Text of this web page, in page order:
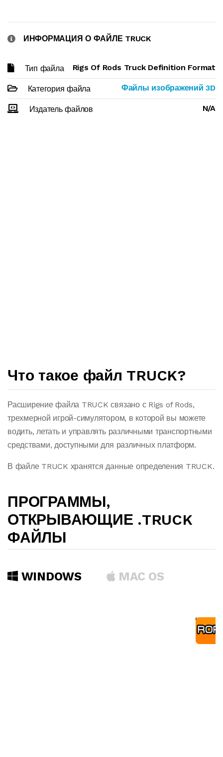
ИНФОРМАЦИЯ О ФАЙЛЕ TRUCK
Тип файла Rigs Of Rods Truck Definition Format
Категория файла Файлы изображений 3D
Издатель файлов N/A
Что такое файл TRUCK?
Расширение файла TRUCK связано с Rigs of Rods,
трехмерной игрой-симулятором, в которой вы можете
водить, летать и управлять различными транспортными
средствами, доступными для различных платформ.
В файле TRUCK хранятся данные определения TRUCK.
ПРОГРАММЫ,
ОТКРЫВАЮЩИЕ .TRUCK
ФАЙЛЫ
WINDOWS MAC OS